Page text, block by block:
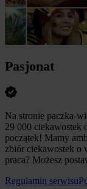
Pasjonat
Na stronie paczka-
29 000 ciekawostek
początek! Mamy
zbiór ciekawostek o
praca? Możesz
Regulamin serwisu